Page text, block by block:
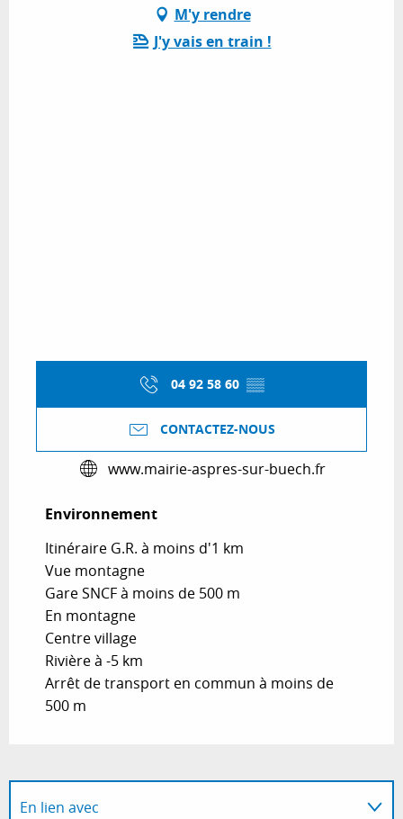
M'y rendre
J'y vais en train !
04 92 58 60 ▒▒
CONTACTEZ-NOUS
www.mairie-aspres-sur-buech.fr
Environnement
Environnement
Itinéraire G.R. à moins d'1 km
Vue montagne
Gare SNCF à moins de 500 m
En montagne
Centre village
Rivière à -5 km
Arrêt de transport en commun à moins de
500 m
En lien avec